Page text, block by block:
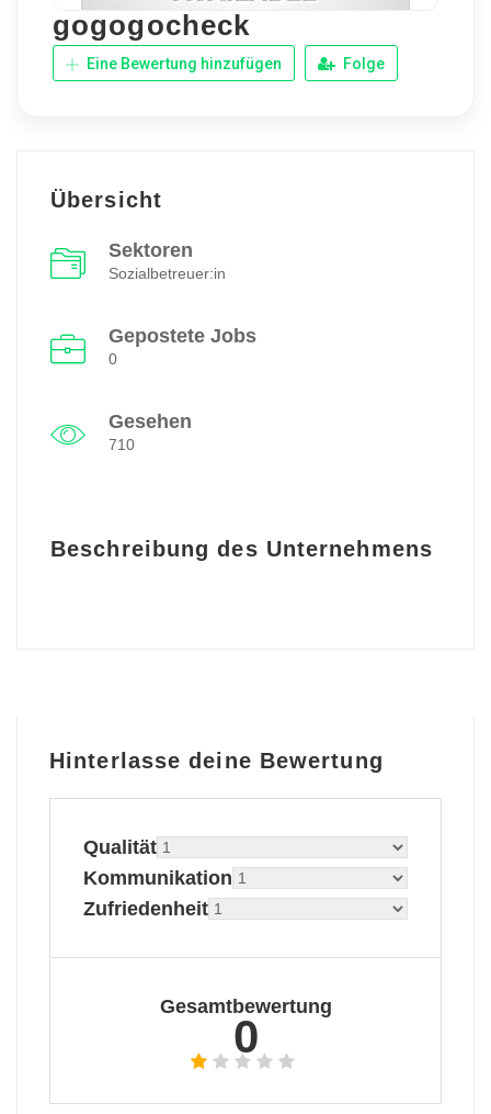
gogogocheck
Eine Bewertung hinzufügen Folge
Übersicht
Sektoren
Sozialbetreuer:in
Gepostete Jobs
0
Gesehen
710
Beschreibung des Unternehmens
Hinterlasse deine Bewertung
Qualität
Kommunikation
Zufriedenheit
Gesamtbewertung
0